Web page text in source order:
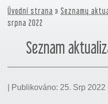
Úvodní strana » Seznamy
srpna 2022
Seznam
| Publikováno: 25. Srp